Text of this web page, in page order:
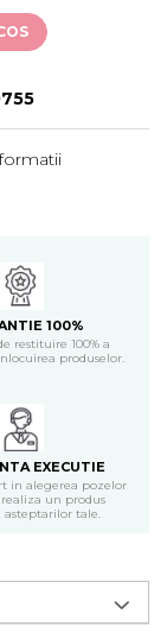
100%
restituire 100% a
produselor.
EXECUTIE
in alegerea pozelor
un produs
asteptarilor tale.